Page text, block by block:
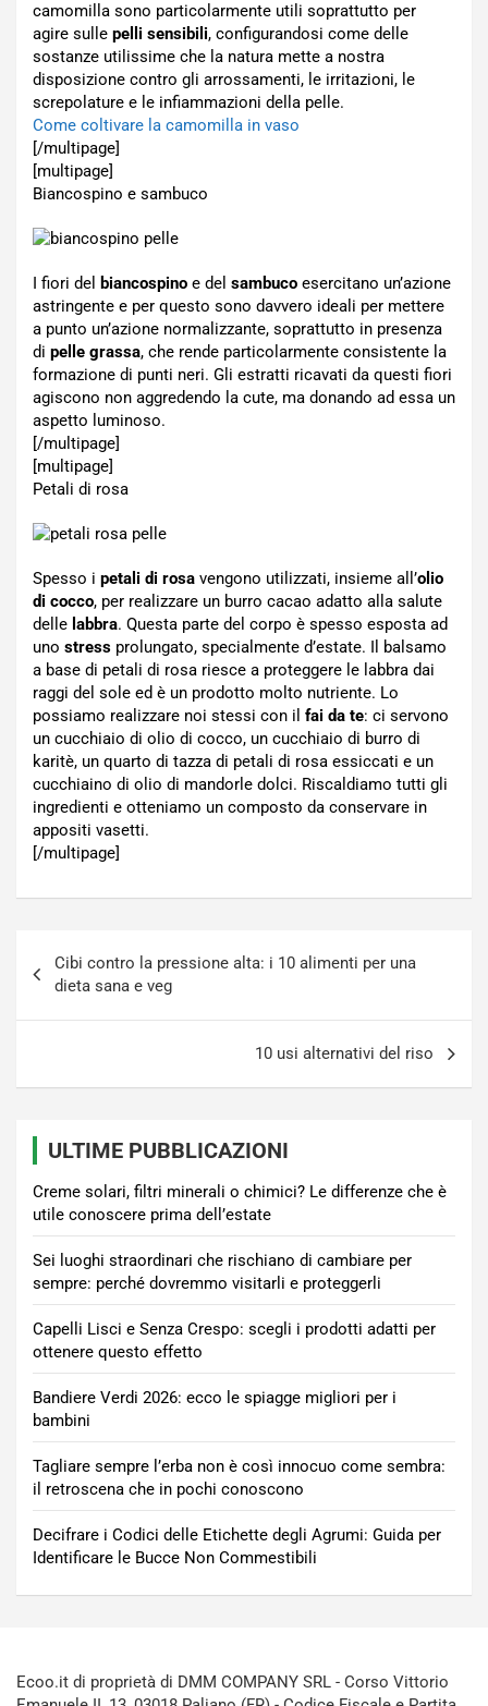
camomilla sono particolarmente utili soprattutto per
agire sulle pelli sensibili, configurandosi come delle
sostanze utilissime che la natura mette a nostra
disposizione contro gli arrossamenti, le irritazioni, le
screpolature e le infiammazioni della pelle.
Come coltivare la camomilla in vaso
[/multipage]
[multipage]
Biancospino e sambuco
I fiori del biancospino e del sambuco esercitano un’azione
astringente e per questo sono davvero ideali per mettere
a punto un’azione normalizzante, soprattutto in presenza
di pelle grassa, che rende particolarmente consistente la
formazione di punti neri. Gli estratti ricavati da questi fiori
agiscono non aggredendo la cute, ma donando ad essa un
aspetto luminoso.
[/multipage]
[multipage]
Petali di rosa
Spesso i petali di rosa vengono utilizzati, insieme all’olio
di cocco, per realizzare un burro cacao adatto alla salute
delle labbra. Questa parte del corpo è spesso esposta ad
uno stress prolungato, specialmente d’estate. Il balsamo
a base di petali di rosa riesce a proteggere le labbra dai
raggi del sole ed è un prodotto molto nutriente. Lo
possiamo realizzare noi stessi con il fai da te: ci servono
un cucchiaio di olio di cocco, un cucchiaio di burro di
karitè, un quarto di tazza di petali di rosa essiccati e un
cucchiaino di olio di mandorle dolci. Riscaldiamo tutti gli
ingredienti e otteniamo un composto da conservare in
appositi vasetti.
[/multipage]
articoli
Cibi contro la pressione alta: i 10 alimenti per una
dieta sana e veg
10 usi alternativi del riso
ULTIME PUBBLICAZIONI
Creme solari, filtri minerali o chimici? Le differenze che è
utile conoscere prima dell’estate
Sei luoghi straordinari che rischiano di cambiare per
sempre: perché dovremmo visitarli e proteggerli
Capelli Lisci e Senza Crespo: scegli i prodotti adatti per
ottenere questo effetto
Bandiere Verdi 2026: ecco le spiagge migliori per i
bambini
Tagliare sempre l’erba non è così innocuo come sembra:
il retroscena che in pochi conoscono
Decifrare i Codici delle Etichette degli Agrumi: Guida per
Identificare le Bucce Non Commestibili
Ecoo.it di proprietà di DMM COMPANY SRL - Corso Vittorio